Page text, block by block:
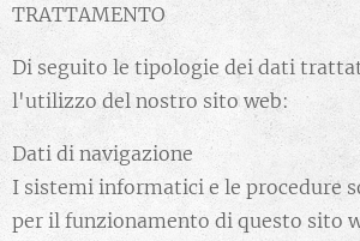
TRATTAMENTO
Di seguito le tipologie dei dati
l'utilizzo del nostro sito web:
Dati di navigazione
I sistemi informatici e le procedure
per il funzionamento di questo sito